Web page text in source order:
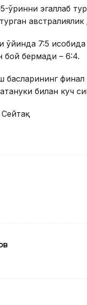
ўринни эгаллаб
7:5 ҳисобида
бой бермади – 6:4.
билан куч